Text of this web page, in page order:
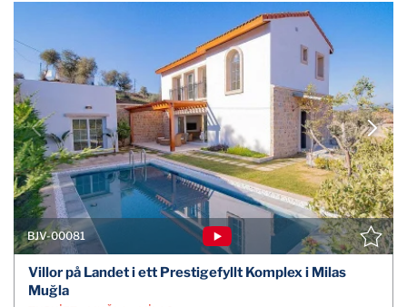
BJV-00081
Villor på Landet i ett Prestigefyllt Komplex i Milas
Muğla